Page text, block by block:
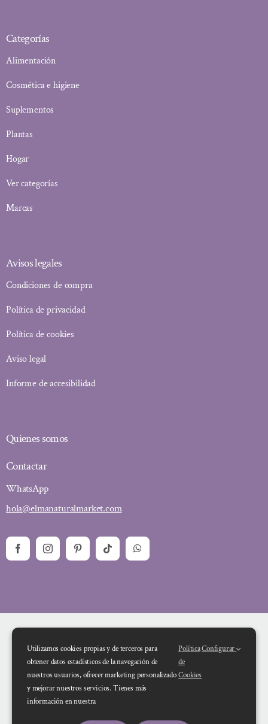
Categorías
Alimentación
Cosmética e higiene
Suplementos
Plantas
Hogar
Ver categorías
Marcas
Avisos legales
Condiciones de compra
Política de privacidad
Política de cookies
Aviso legal
Informe de accesibilidad
Quienes somos
Contactar
WhatsApp
hola@elmanaturalmarket.com
Financiado por la Unión Europea – NextGenerationEU. Sin embargo, los
Utilizamos cookies propias y de terceros para
obtener datos estadísticos de la navegación de
nuestros usuarios, ofrecer marketing personalizado
y mejorar nuestros servicios. Tienes más
información en nuestra
Política
de
Cookies
Configurar